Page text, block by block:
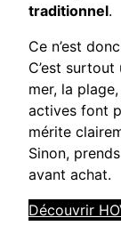
traditionnel.
Ce n’est
C’est
mer, la
actives font
mérite
Sinon,
avant achat.
Découvrir